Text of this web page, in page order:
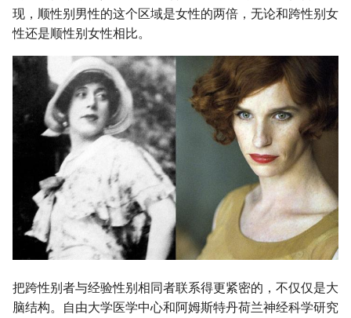
现，顺性别男性的这个区域是女性的两倍，无论和跨性别女
性还是顺性别女性相比。
把跨性别者与经验性别相同者联系得更紧密的，不仅仅是大
脑结构。自由大学医学中心和阿姆斯特丹荷兰神经科学研究